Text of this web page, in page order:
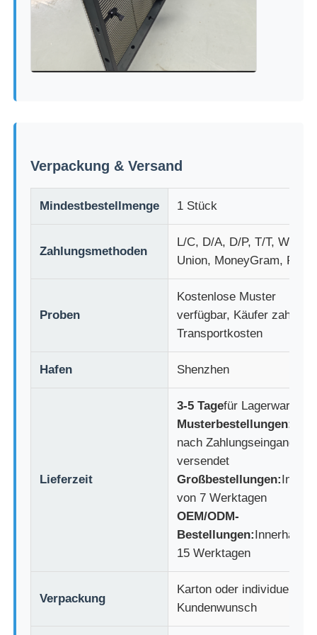
Verpackung & Versand
Mindestbestellmenge 1 Stück
Zahlungsmethoden
L/C, D/A, D/P, T/T,
Union, MoneyGram,
Proben
Kostenlose Muster
verfügbar, Käufer zahlen
Transportkosten
Hafen Shenzhen
Lieferzeit
3-5 Tagefür Lagerware
Musterbestellungen:
nach Zahlungseingang
versendet
Großbestellungen:
von 7 Werktagen
OEM/ODM-
Bestellungen:Innerhalb
15 Werktagen
Verpackung
Karton oder individuell
Kundenwunsch